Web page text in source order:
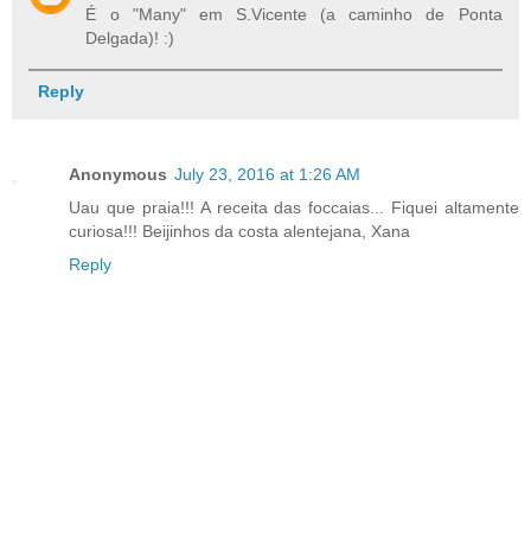
É o "Many" em S.Vicente (a caminho de Ponta
Delgada)! :)
Reply
Anonymous July 23, 2016 at 1:26 AM
Uau que praia!!! A receita das foccaias... Fiquei altamente
curiosa!!! Beijinhos da costa alentejana, Xana
Reply